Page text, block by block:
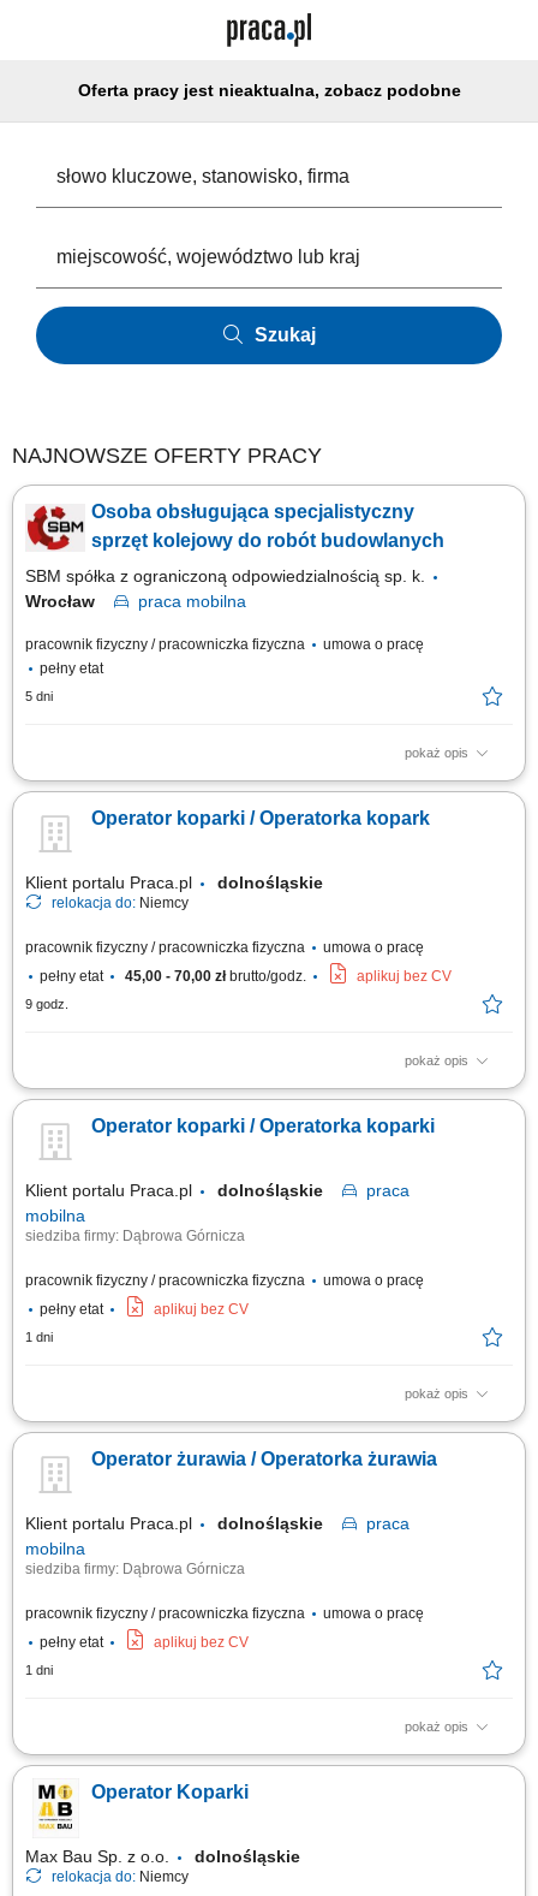
Oferta pracy jest nieaktualna, zobacz podobne
Szukaj
NAJNOWSZE OFERTY PRACY
Osoba obsługująca specjalistyczny
sprzęt kolejowy do robót budowlanych
SBM spółka z ograniczoną odpowiedzialnością sp. k.
Wrocław
praca mobilna
pracownik fizyczny / pracowniczka fizyczna
umowa o pracę
pełny etat
5 dni
pokaż opis
Opis stanowiska Realizacja prac torowych przy użyciu specjalistycznych
maszyn w celu zapewnienia ciągłości procesów budowlanych.
Wykonywanie nieskomplikowanych prac konserwacyjnych, wymiany
Operator koparki / Operatorka kopark
Klient portalu Praca.pl dolnośląskie
relokacja do: Niemcy
pracownik fizyczny / pracowniczka fizyczna
umowa o pracę
pełny etat
45,00 - 70,00 złbrutto/godz. aplikuj bez CV
9 godz.
pokaż opis
Obsługa koparki przy pracach ziemnych; Wykonywanie wykopów pod
brygadą budowlaną na terenie inwestycji; Kontrola stanu technicznego i
dbanie o sprzęt; Przestrzeganie norm bezpieczeństwa oraz standardów
Operator koparki / Operatorka koparki
Klient portalu Praca.pl dolnośląskie
praca
mobilna
siedziba firmy: Dąbrowa Górnicza
pracownik fizyczny / pracowniczka fizyczna
umowa o pracę
pełny etat
aplikuj bez CV
1 dni
pokaż opis
Realizacja prac w zakresie robót ziemnych przy użyciu koparki kołowej
wytycznymi kierownika budowy; Dbanie o stan techniczny powierzonego
sprzętu; Przestrzeganie przepisów i zasad BHP;
Operator żurawia / Operatorka żurawia
Klient portalu Praca.pl dolnośląskie
praca
mobilna
siedziba firmy: Dąbrowa Górnicza
pracownik fizyczny / pracowniczka fizyczna
umowa o pracę
pełny etat
aplikuj bez CV
1 dni
pokaż opis
Obsługa żurawia samojezdnego LIEBHERR LTM 1030-2.1 30 t;
Realizacja prac transportowych oraz załadunkowych na budowach;
Działania mające na celu zapewnienie ciągłości produkcji;
Przestrzeganie obowiązujących procedur, instrukcji oraz regulaminów;
Operator Koparki
Max Bau Sp. z o.o. dolnośląskie
relokacja do: Niemcy